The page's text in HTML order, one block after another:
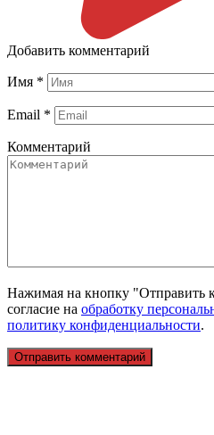
Добавить комментарий
Имя *
Email *
Комментарий
Нажимая на кнопку "Отправить
согласие на обработку
политику конфиденциальности.